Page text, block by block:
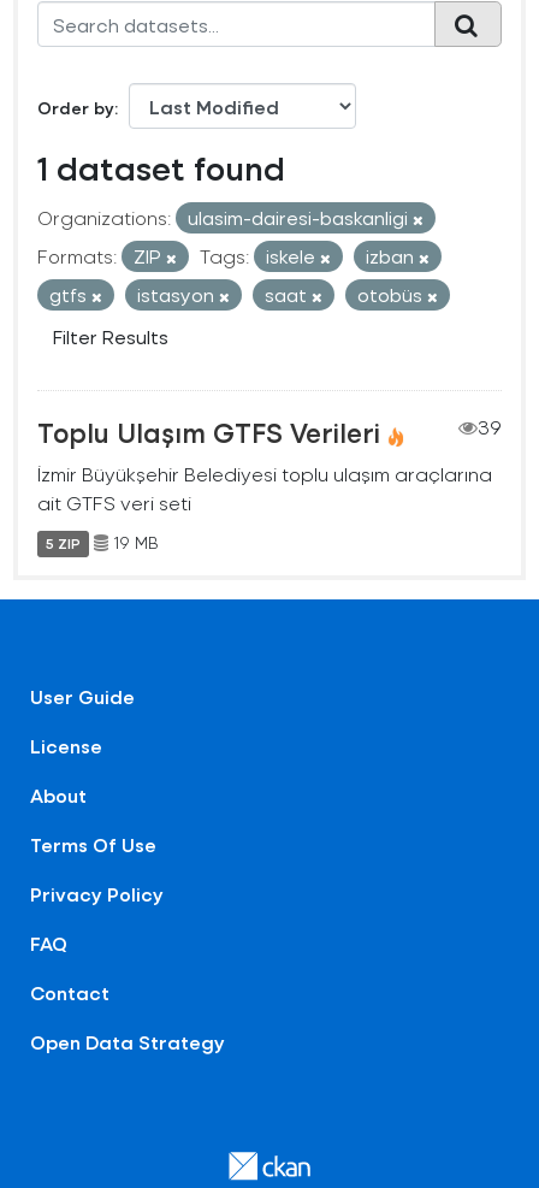
Order by
1 dataset found
Organizations:
ulasim-dairesi-baskanligi
Formats:
ZIP Tags: iskele
izban
gtfs
istasyon saat
otobüs
Filter Results
Toplu Ulaşım GTFS Verileri
39
İzmir Büyükşehir Belediyesi toplu ulaşım araçlarına
ait GTFS veri seti
5 ZIP 19 MB
User Guide
License
About
Terms Of Use
Privacy Policy
FAQ
Contact
Open Data Strategy